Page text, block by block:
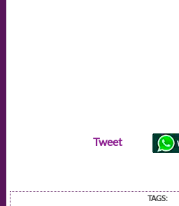
Tweet
TAGS: